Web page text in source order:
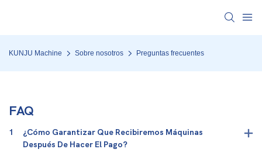
KUNJU Machine Sobre nosotros Preguntas frecuentes
FAQ
1
¿Cómo Garantizar Que Recibiremos Máquinas
Después De Hacer El Pago?